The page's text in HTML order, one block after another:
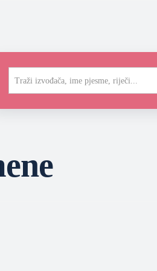
Traži izvođača, ime pjesme, riječi...